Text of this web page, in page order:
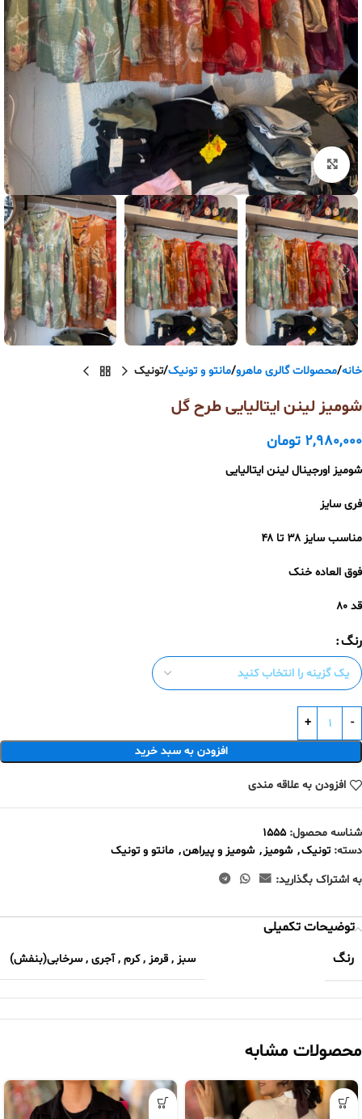
بزرگنمایی تصویر
خانه محصولات گالری ماهرو مانتو و تونیک تونیک
شومیز لینن ایتالیایی طرح گل
2,980,000 تومان
شومیز اورجینال لینن ایتالیایی
فری سایز
مناسب سایز ۳۸ تا ۴۸
فوق العاده خنک
قد ۸۰
رنگ
افزودن به سبد خرید
افزودن به علاقه مندی
شناسه محصول:۱۵۵۵
دسته: تونیک, شومیز, شومیز و پیراهن, مانتو و تونیک
به اشتراک بگذارید:
توضیحات تکمیلی
رنگ
سبز , قرمز ,کرم ,آجری ,سرخابی(بنفش)
محصولات مشابه